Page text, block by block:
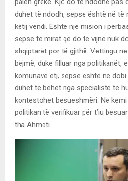
palën greke. Kjo do të ndodhë pas
duhet të ndodh, sepse është në të
këtij vendi. Është një mision i
sepse të mirat që do të vijnë nuk
shqiptarët por të gjithë. Vettingu
bëjmë, duke filluar nga politikanët,
komunave etj, sepse është në dobi
duhet të behët nga specialistë të
kontestohet besueshmëri. Ne
politikan të verifikuar për t’iu
tha Ahmeti.